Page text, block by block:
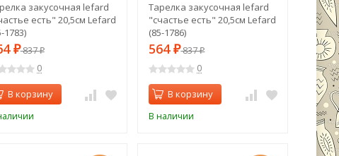
закусочная lefard
есть" 20,5см Lefard
1783)
₽837₽
0
В корзину
Тарелка закусочная lefard
"счастье есть" 20,5см Lefard
(85-1786)
564₽837₽
0
В корзину
В наличии